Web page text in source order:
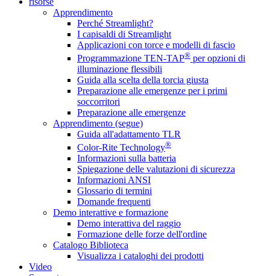
Apprendimento
Perché Streamlight?
I capisaldi di Streamlight
Applicazioni con torce e modelli di fascio
Programmazione TEN-TAP® per opzioni di
illuminazione flessibili
Guida alla scelta della torcia giusta
Preparazione alle emergenze per i primi
soccorritori
Preparazione alle emergenze
Apprendimento (segue)
Guida all'adattamento TLR
Color-Rite Technology®
Informazioni sulla batteria
Spiegazione delle valutazioni di sicurezza
Informazioni ANSI
Glossario di termini
Domande frequenti
Demo interattive e formazione
Demo interattiva del raggio
Formazione delle forze dell'ordine
Catalogo Biblioteca
Visualizza i cataloghi dei prodotti
Video